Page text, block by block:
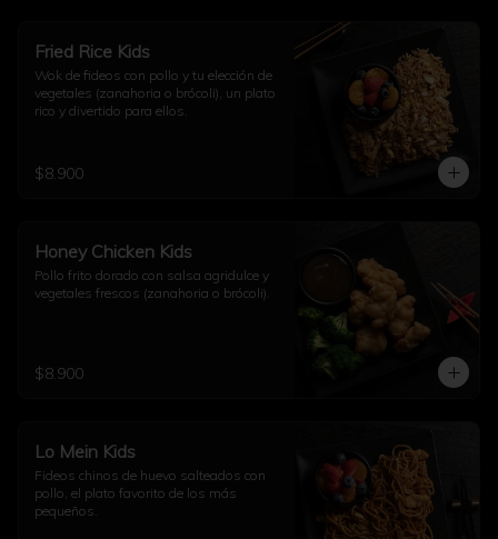
Fried Rice Kids
Wok de fideos con pollo y tu elección de
vegetales (zanahoria o brócoli), un plato
rico y divertido para ellos.
$8.900
Honey Chicken Kids
Pollo frito dorado con salsa agridulce y
vegetales frescos (zanahoria o brócoli).
$8.900
Lo Mein Kids
Fideos chinos de huevo salteados con
pollo, el plato favorito de los más
pequeños.